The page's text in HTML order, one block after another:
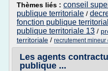
Thèmes liés : conseil
publique territoriale /
fonction publique
publique territoriale 13 /
territoriale / recrutement
Les agents
publique ...